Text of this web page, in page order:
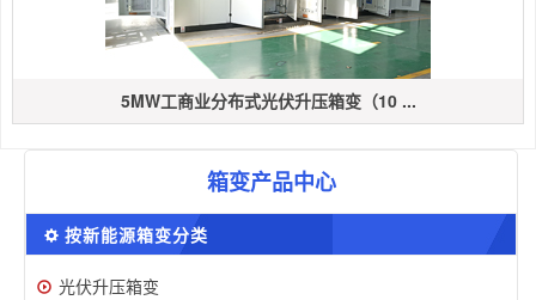
5MW工商业分布式光伏升压箱变（10 ...
箱变产品中心
按新能源箱变分类
光伏升压箱变